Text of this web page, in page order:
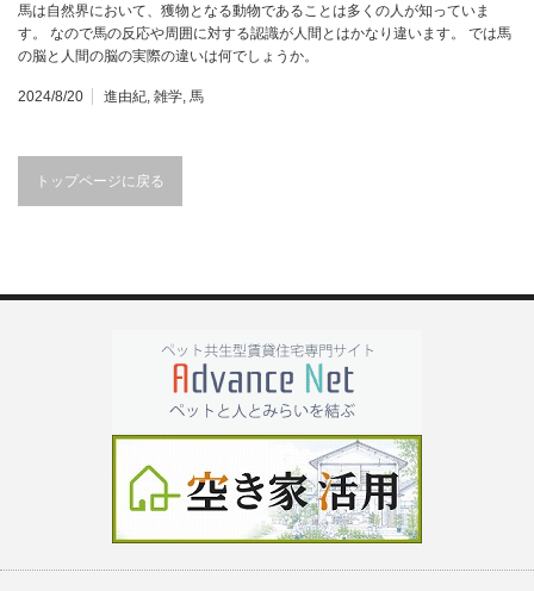
馬は自然界において、獲物となる動物であることは多くの人が知っていま
す。 なので馬の反応や周囲に対する認識が人間とはかなり違います。 では馬
の脳と人間の脳の実際の違いは何でしょうか。
2024/8/20 進由紀, 雑学, 馬
トップページに戻る